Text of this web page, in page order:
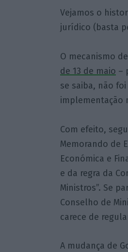
Vejamos o
jurídico (basta
O mecanismo
de 13 de maio –
se saiba, não
implementação
Com efeito,
Memorando de
Económica e
e da regra da
Ministros”. Se
Conselho de
carece de
A mudança de